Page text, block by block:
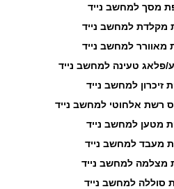
מסך למחשב נייד
מקלדת למחשב נייד
מאוורר למחשב נייד
טעינה למחשב נייד
זיכרון למחשב נייד
רשת אלחוטי למחשב נייד
מטען למחשב נייד
מעבד למחשב נייד
מצלמה למחשב נייד
סוללה למחשב נייד